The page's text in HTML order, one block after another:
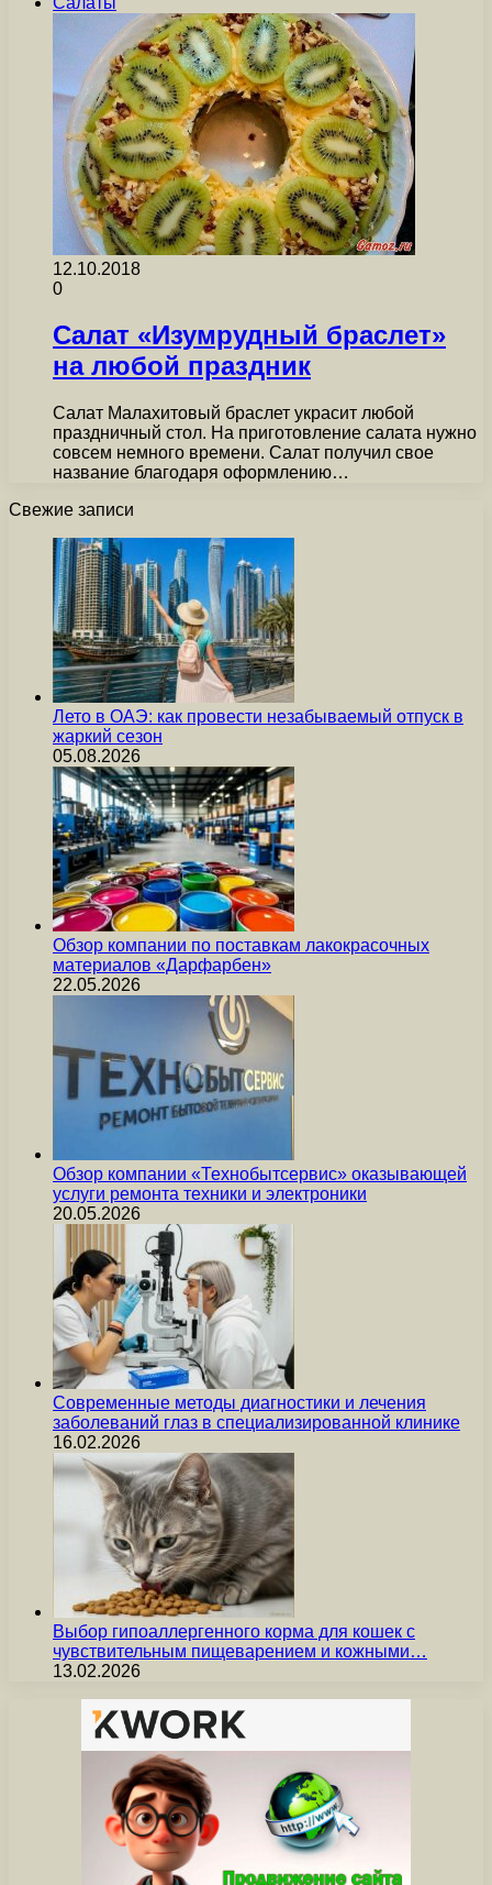
12.10.2018
0
Салат «Изумрудный браслет»
на любой праздник
Салат Малахитовый браслет украсит любой
праздничный стол. На приготовление салата нужно
совсем немного времени. Салат получил свое
название благодаря оформлению…
Свежие записи
Лето в ОАЭ: как провести незабываемый отпуск в
жаркий сезон
05.08.2026
Обзор компании по поставкам лакокрасочных
материалов «Дарфарбен»
22.05.2026
Обзор компании «Технобытсервис» оказывающей
услуги ремонта техники и электроники
20.05.2026
Современные методы диагностики и лечения
заболеваний глаз в специализированной клинике
16.02.2026
Выбор гипоаллергенного корма для кошек с
чувствительным пищеварением и кожными…
13.02.2026